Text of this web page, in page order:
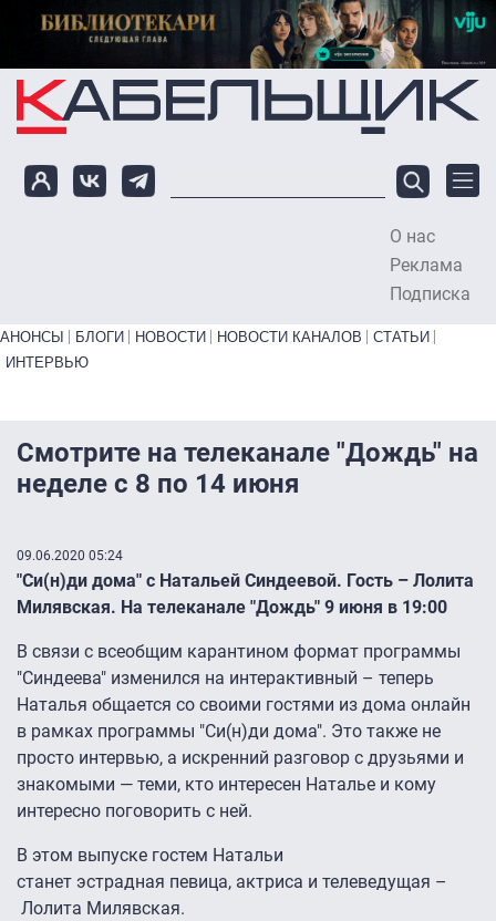
Перейти к основному содержанию
О нас
Реклама
Подписка
Primary links bottom
АНОНСЫ БЛОГИ НОВОСТИ НОВОСТИ КАНАЛОВ
СТАТЬИ
ИНТЕРВЬЮ
Смотрите на телеканале "Дождь" на
неделе с 8 по 14 июня
09.06.2020 05:24
"Си(н)ди дома" с Натальей Синдеевой. Гость – Лолита
Милявская. На телеканале "Дождь" 9 июня в 19:00
В связи с всеобщим карантином формат программы
"Синдеева" изменился на интерактивный – теперь
Наталья общается со своими гостями из дома онлайн
в рамках программы "Си(н)ди дома". Это также не
просто интервью, а искренний разговор с друзьями и
знакомыми — теми, кто интересен Наталье и кому
интересно поговорить с ней.
В этом выпуске гостем Натальи
станет эстрадная певица, актриса и телеведущая –
Лолита Милявская.